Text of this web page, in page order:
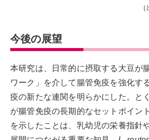
今後の展望
本研究は、日常的に摂取する大豆が
ワーク」を介して腸管免疫を強化す
疫の新たな連関を明らかにした。と
が腸管免疫の長期的なセットポイン
を示したことは、乳幼児の栄養指針